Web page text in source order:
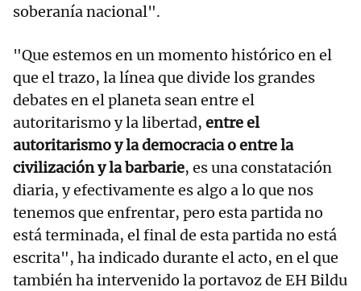
soberanía nacional".
"Que estemos en un momento histórico en el
que el trazo, la línea que divide los grandes
debates en el planeta sean entre el
autoritarismo y la libertad, entre el
autoritarismo y la democracia o entre la
civilización y la barbarie, es una constatación
diaria, y efectivamente es algo a lo que nos
tenemos que enfrentar, pero esta partida no
está terminada, el final de esta partida no está
escrita", ha indicado durante el acto, en el que
también ha intervenido la portavoz de EH Bildu